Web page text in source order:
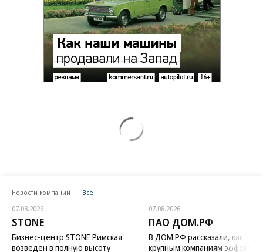
Заставим раскаяться: союзник России
дал грозное обещание
Зеленский неожиданно высказался о
возвращении Крыма